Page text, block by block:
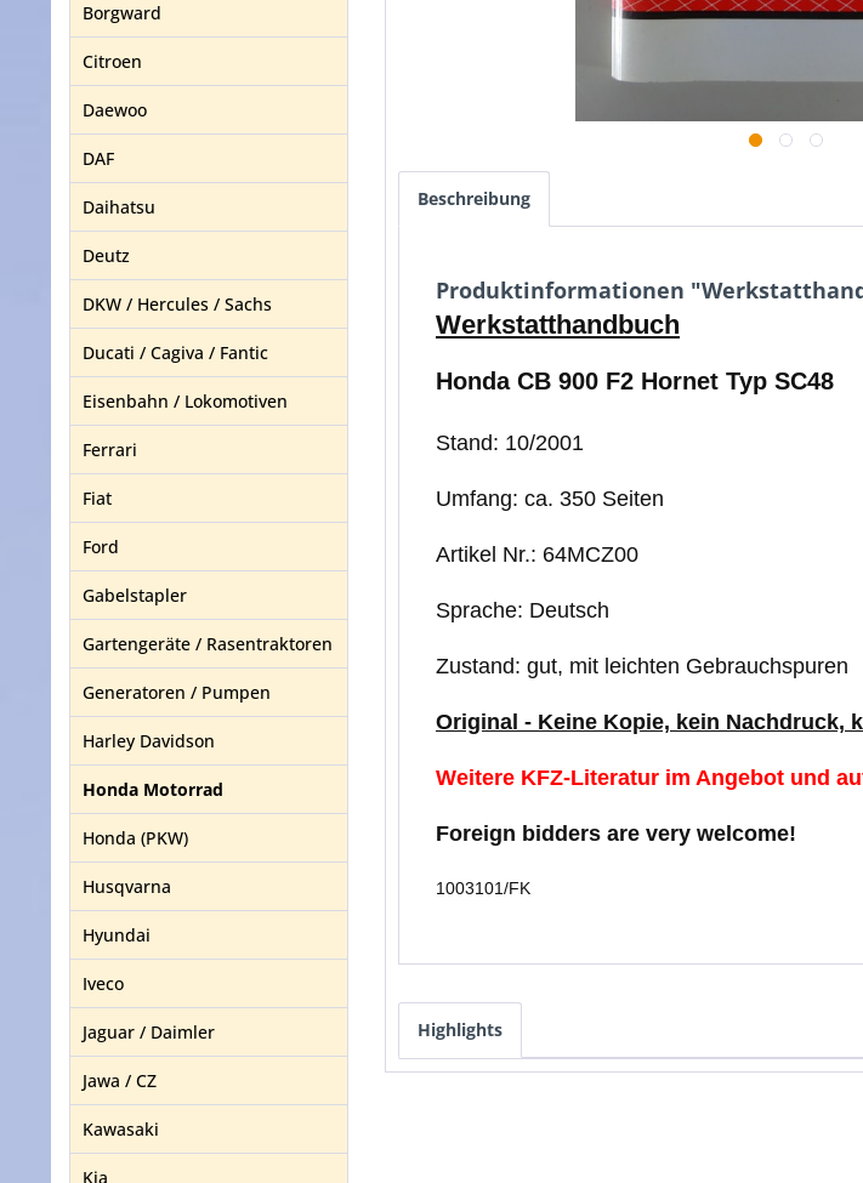
Borgward
Citroen
Daewoo
DAF
Daihatsu
Deutz
DKW / Hercules / Sachs
Ducati / Cagiva / Fantic
Eisenbahn / Lokomotiven
Ferrari
Fiat
Ford
Gabelstapler
Gartengeräte / Rasentraktoren
Generatoren / Pumpen
Harley Davidson
Honda Motorrad
Honda (PKW)
Husqvarna
Hyundai
Iveco
Jaguar / Daimler
Jawa / CZ
Kawasaki
Kia
Beschreibung
Produktinformationen
Werkstatthandbuch
Honda CB 900 F2 Hornet Typ SC48
Stand: 10/2001
Umfang: ca. 350 Seiten
Artikel Nr.: 64MCZ00
Sprache: Deutsch
Zustand: gut, mit leichten Gebrauchspuren
Original - Keine Kopie, kein Nachdruck,
Weitere KFZ-Literatur im Angebot und
Foreign bidders are very welcome!
1003101/FK
Highlights